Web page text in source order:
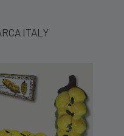
ITALY